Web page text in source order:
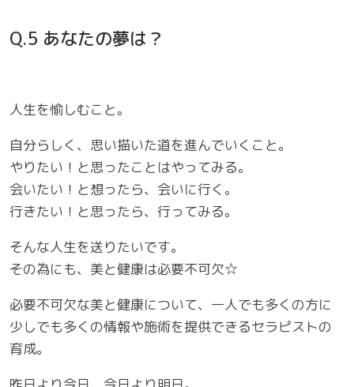
Q.5 あなたの夢は？
人生を愉しむこと。
自分らしく、思い描いた道を進んでいくこと。
やりたい！と思ったことはやってみる。
会いたい！と想ったら、会いに行く。
行きたい！と思ったら、行ってみる。
そんな人生を送りたいです。
その為にも、美と健康は必要不可欠☆
必要不可欠な美と健康について、一人でも多くの方に
少しでも多くの情報や施術を提供できるセラピストの
育成。